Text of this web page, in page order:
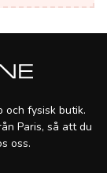
och fysisk butik.
Paris, så att du
oss.